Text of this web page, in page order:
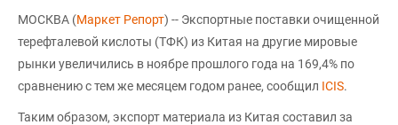
МОСКВА (Маркет Репорт) -- Экспортные поставки очищенной
терефталевой кислоты (ТФК) из Китая на другие мировые
рынки увеличились в ноябре прошлого года на 169,4% по
сравнению с тем же месяцем годом ранее, сообщил ICIS.
Таким образом, экспорт материала из Китая составил за